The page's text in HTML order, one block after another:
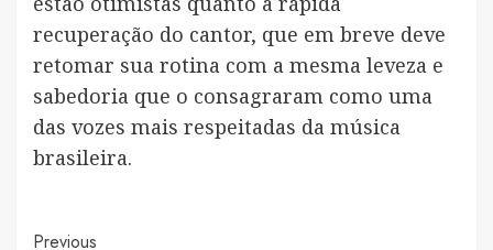
recuperação do cantor, que em breve deve
retomar sua rotina com a mesma leveza e
sabedoria que o consagraram como uma
das vozes mais respeitadas da música
brasileira.
Previous